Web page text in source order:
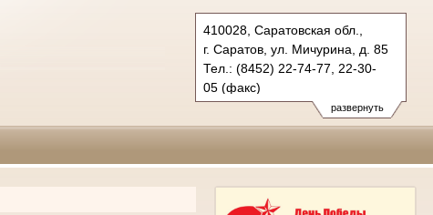
развернуть
410028, Саратовская обл.,
г. Саратов, ул. Мичурина, д. 85
Тел.: (8452) 22-74-77, 22-30-
05 (факс)
oblsud.sar@sudrf.ru